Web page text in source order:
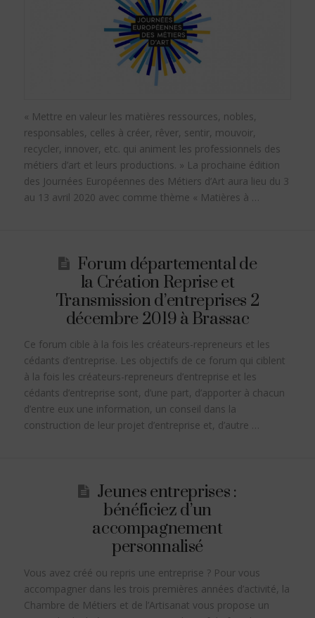
« Mettre en valeur les matières ressources, nobles,
responsables, celles à créer, rêver, sentir, mouvoir,
recycler, innover, etc. qui animent les professionnels des
métiers d’art et leurs productions. » La prochaine édition
des Journées Européennes des Métiers d’Art aura lieu du 3
au 13 avril 2020 avec comme thème « Matières à …
Forum départemental de
la Création Reprise et
Transmission d’entreprises 2
décembre 2019 à Brassac
Ce forum cible à la fois les créateurs-repreneurs et les
cédants d’entreprise. Les objectifs de ce forum qui ciblent
à la fois les créateurs-repreneurs d’entreprise et les
cédants d’entreprise sont, d’une part, d’apporter à chacun
d’entre eux une information, un conseil dans la
construction de leur projet d’entreprise et, d’autre …
Jeunes entreprises :
bénéficiez d’un
accompagnement
personnalisé
Vous avez créé ou repris une entreprise ? Pour vous
accompagner dans les trois premières années d’activité, la
Chambre de Métiers et de l’Artisanat vous propose un